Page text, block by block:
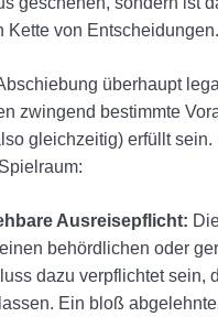
Kette von Entscheidungen.
überhaupt
zwingend bestimmte
gleichzeitig) erfüllt
Ausreisepflicht:
behördlichen oder
dazu verpflichtet sein,
Ein bloß